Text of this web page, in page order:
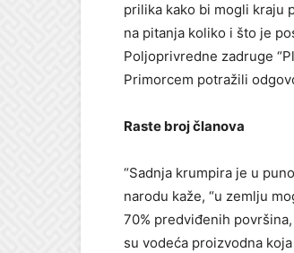
prilika kako bi mogli kraju
na pitanja koliko i što je
Poljoprivredne zadruge
Primorcem potražili
Raste broj članova
“Sadnja krumpira je u
narodu kaže, “u zemlju
70% predviđenih
su vodeća proizvodna